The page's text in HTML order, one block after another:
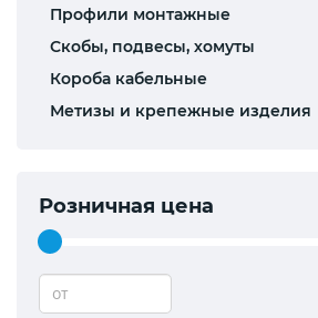
Профили монтажные
Скобы, подвесы, хомуты
Короба кабельные
Метизы и крепежные изделия
Розничная цена
от